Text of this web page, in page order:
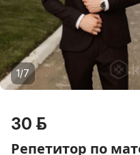
1/7
30 р.
Репетитор по